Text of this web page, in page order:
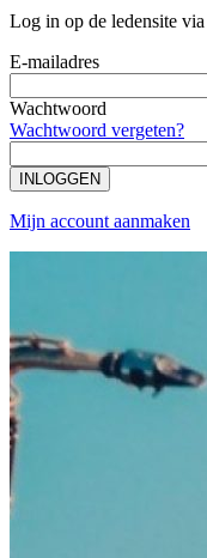
Log in op de ledensite
E-mailadres
Wachtwoord
Wachtwoord vergeten?
INLOGGEN
Mijn account aanmaken